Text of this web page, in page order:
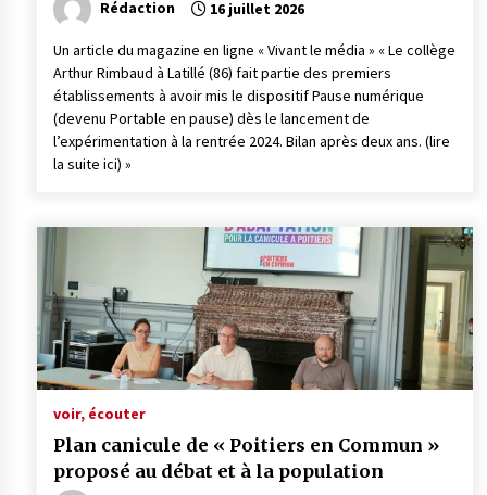
Rédaction 16 juillet 2026
Un article du magazine en ligne « Vivant le média » « Le collège
Arthur Rimbaud à Latillé (86) fait partie des premiers
établissements à avoir mis le dispositif Pause numérique
(devenu Portable en pause) dès le lancement de
l’expérimentation à la rentrée 2024. Bilan après deux ans. (lire
la suite ici) »
voir, écouter
Plan canicule de « Poitiers en Commun »
proposé au débat et à la population